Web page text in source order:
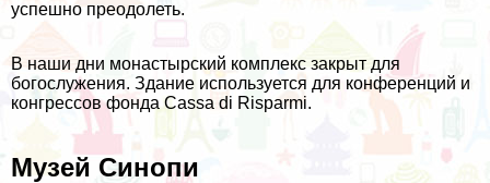
успешно преодолеть.
В наши дни монастырский комплекс закрыт для
богослужения. Здание используется для конференций и
конгрессов фонда Cassa di Risparmi.
Музей Синопи